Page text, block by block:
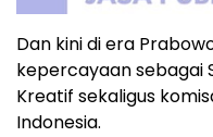
Dan kini di era
kepercayaan sebagai
Kreatif sekaligus
Indonesia.